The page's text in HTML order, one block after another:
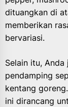
dituangkan di
memberikan
bervariasi.
Selain itu, Anda
pendamping
kentang
ini dirancang